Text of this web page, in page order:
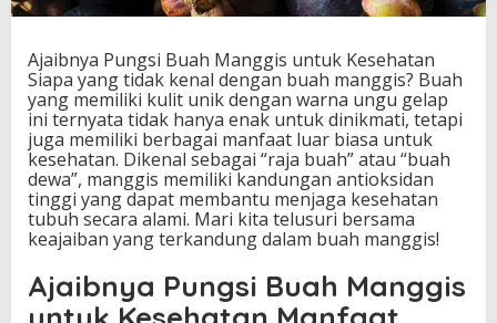
g
i
s
u
n
t
u
k
K
e
s
a
t
Ajaibnya Pungsi Buah Manggis untuk Kesehatan
Siapa yang tidak kenal dengan buah manggis? Buah
yang memiliki kulit unik dengan warna ungu gelap
ini ternyata tidak hanya enak untuk dinikmati, tetapi
juga memiliki berbagai manfaat luar biasa untuk
kesehatan. Dikenal sebagai “raja buah” atau “buah
dewa”, manggis memiliki kandungan antioksidan
tinggi yang dapat membantu menjaga kesehatan
tubuh secara alami. Mari kita telusuri bersama
keajaiban yang terkandung dalam buah manggis!
Ajaibnya Pungsi Buah Manggis